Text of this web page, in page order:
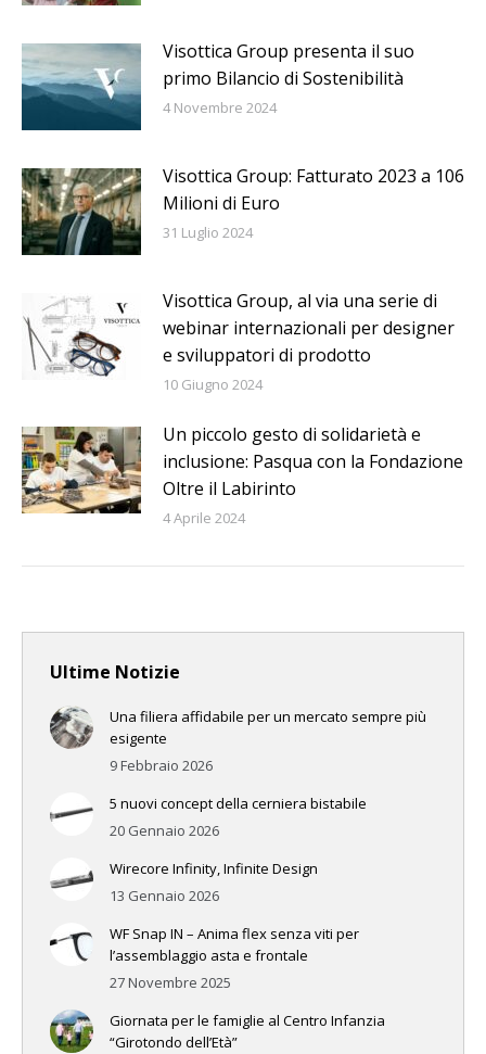
Visottica Group presenta il suo
primo Bilancio di Sostenibilità
4 Novembre 2024
Visottica Group: Fatturato 2023 a 106
Milioni di Euro
31 Luglio 2024
Visottica Group, al via una serie di
webinar internazionali per designer
e sviluppatori di prodotto
10 Giugno 2024
Un piccolo gesto di solidarietà e
inclusione: Pasqua con la Fondazione
Oltre il Labirinto
4 Aprile 2024
Ultime Notizie
Una filiera affidabile per un mercato sempre più
esigente
9 Febbraio 2026
5 nuovi concept della cerniera bistabile
20 Gennaio 2026
Wirecore Infinity, Infinite Design
13 Gennaio 2026
WF Snap IN – Anima flex senza viti per
l’assemblaggio asta e frontale
27 Novembre 2025
Giornata per le famiglie al Centro Infanzia
“Girotondo dell’Età”